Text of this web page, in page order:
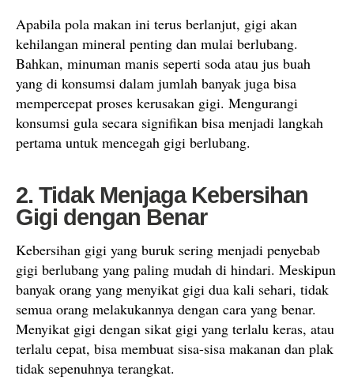
Apabila pola makan ini terus berlanjut, gigi akan
kehilangan mineral penting dan mulai berlubang.
Bahkan, minuman manis seperti soda atau jus buah
yang di konsumsi dalam jumlah banyak juga bisa
mempercepat proses kerusakan gigi. Mengurangi
konsumsi gula secara signifikan bisa menjadi langkah
pertama untuk mencegah gigi berlubang.
2. Tidak Menjaga Kebersihan
Gigi dengan Benar
Kebersihan gigi yang buruk sering menjadi penyebab
gigi berlubang yang paling mudah di hindari. Meskipun
banyak orang yang menyikat gigi dua kali sehari, tidak
semua orang melakukannya dengan cara yang benar.
Menyikat gigi dengan sikat gigi yang terlalu keras, atau
terlalu cepat, bisa membuat sisa-sisa makanan dan plak
tidak sepenuhnya terangkat.